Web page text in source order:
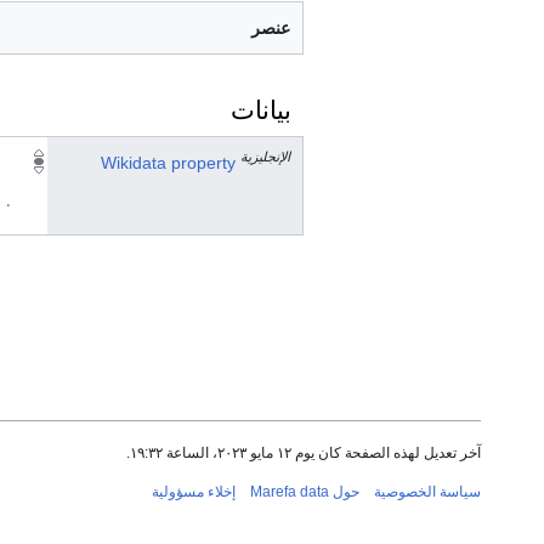
عنصر
بيانات
Wikidata property الإنجليزية
٠ مرجع
آخر تعديل لهذه الصفحة كان يوم ١٢ مايو ٢٠٢٣، الساعة ١٩:٣٢.
سياسة الخصوصية حول Marefa data إخلاء مسؤولية